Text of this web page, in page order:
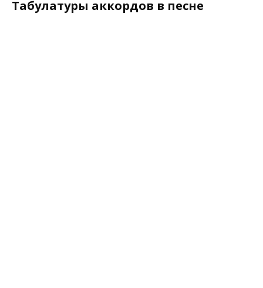
Табулатуры аккордов в песне